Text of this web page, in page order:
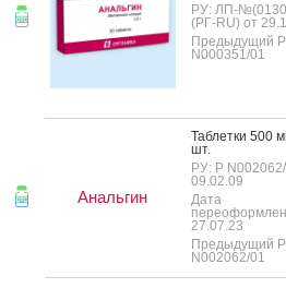
РУ: ЛП-
(РГ-RU) от
Предыдущий
N000351/01
Анальгин
Таб­летки 500
шт.
РУ: Р
09.02.09
Дата
27.07.23
Предыдущий
N002062/01